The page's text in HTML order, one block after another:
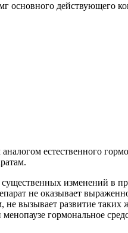
основного действующего
естественного
изменений в
не оказывает
не вызывает развитие
гормональное